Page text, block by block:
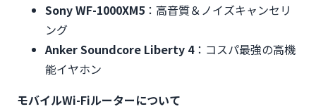
Sony WF-1000XM5 ：高音質＆ノイズキャンセリ
ング
Anker Soundcore Liberty 4：コスパ最強の高機
能イヤホン
モバイルWi-Fiルーターについて